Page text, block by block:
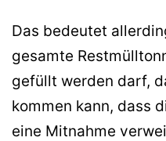
Das bedeutet
gesamte
gefüllt werden darf,
kommen kann, dass
eine Mitnahme